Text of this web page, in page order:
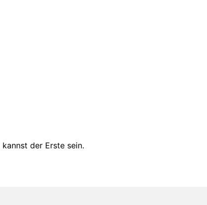
der Erste sein.